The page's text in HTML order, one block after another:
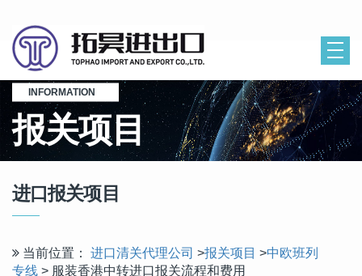
INFORMATION
报关项目
进口报关项目
当前位置： 进口清关代理公司 >报关项目 >中欧班列
专线 > 服装香港中转进口报关流程和费用